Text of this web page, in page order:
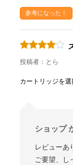
参考になった！
投稿者：とら
カートリッジを
ショップ
レビューあ
ご要望、し